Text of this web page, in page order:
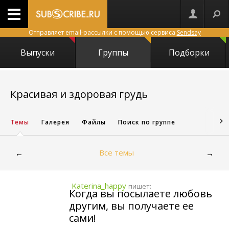
Отправляет email-рассылки с помощью сервиса Sendsay
Выпуски Группы Подборки
Красивая и здоровая грудь
Темы Галерея Файлы Поиск по группе
← Все темы →
Katerina_happy пишет:
Когда вы посылаете любовь
другим, вы получаете ее
сами!